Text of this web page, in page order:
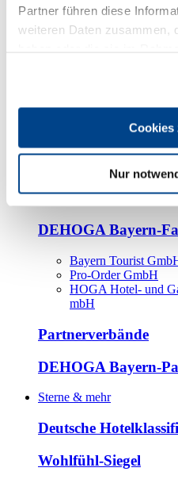
Partner führen diese
weiteren Daten zusammen,
Cookies
Nur
Kooperationspartner
Bayern Tourismus
DEHOGA-Familie
Bundesverband
Fachverbände
DEHOGA Bayern-
Bayern Tourist
Pro-Order GmbH
HOGA Hotel- und
mbH
Partnerverbände
DEHOGA Bayern-
Sterne & mehr
Deutsche
Wohlfühl-Siegel